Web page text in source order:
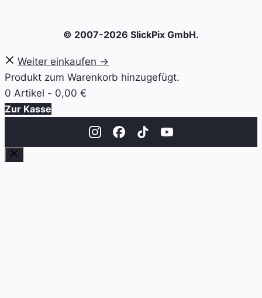
© 2007-2026 SlickPix GmbH.
Weiter einkaufen →
Produkt zum Warenkorb hinzugefügt.
0 Artikel - 0,00 €
Zur Kasse
Schließen